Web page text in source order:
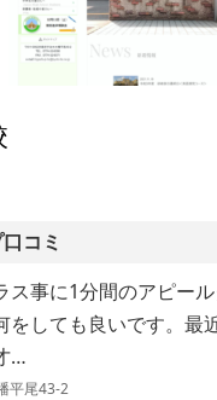
コミ
ス事に1分間のアピー
をしても良いです。最
…
平尾43-2